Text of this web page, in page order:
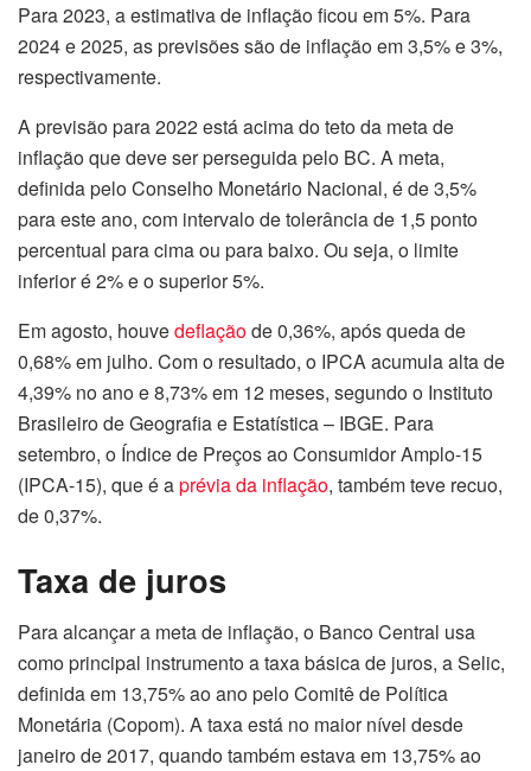
Para 2023, a estimativa de inflação ficou em 5%. Para
2024 e 2025, as previsões são de inflação em 3,5% e 3%,
respectivamente.
A previsão para 2022 está acima do teto da meta de
inflação que deve ser perseguida pelo BC. A meta,
definida pelo Conselho Monetário Nacional, é de 3,5%
para este ano, com intervalo de tolerância de 1,5 ponto
percentual para cima ou para baixo. Ou seja, o limite
inferior é 2% e o superior 5%.
Em agosto, houvedeflaçãode 0,36%, após queda de
0,68% em julho. Com o resultado, o IPCA acumula alta de
4,39% no ano e 8,73% em 12 meses, segundo o Instituto
Brasileiro de Geografia e Estatística – IBGE. Para
setembro, o Índice de Preços ao Consumidor Amplo-15
(IPCA-15), que é aprévia da inflação, também teve recuo,
de 0,37%.
Taxa de juros
Para alcançar a meta de inflação, o Banco Central usa
como principal instrumento a taxa básica de juros, a Selic,
definida em 13,75% ao ano pelo Comitê de Política
Monetária (Copom). A taxa está no maior nível desde
janeiro de 2017, quando também estava em 13,75% ao